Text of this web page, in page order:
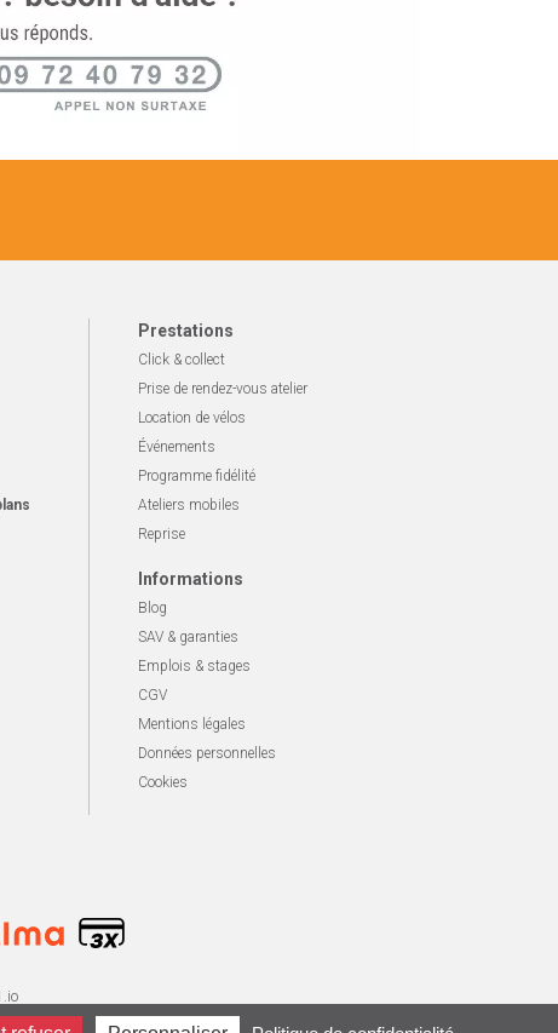
Prestations
Click & collect
Prise de rendez-vous atelier
Location de vélos
Événements
Programme fidélité
Ateliers mobiles
Reprise
Informations
Blog
SAV & garanties
Emplois & stages
CGV
Mentions légales
Données personnelles
Cookies